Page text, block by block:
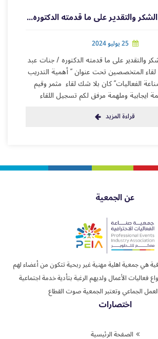
نتقدم بخالص الشكر والتقدير على ما قدمته الدكتوره / جنات عبد الله العباسي
25 يوليو 2024
والتقدير على ما قدمته الدكتوره / جنات عبد
لقاء المتخصصين تحت عنوان ” أهمية التدريب
الفعاليات” كان بلا شك لقاء مثمر وقيم
ايجابية وملهمة مرفق لكم تسجيل اللقاء
قراءة المزيد
عن الجمعية
هي جمعية اهلية مهنية غير ربحية تتكون من أعضاء لهم
فعاليات الأعمال ولديهم الرغبة بتأدية خدمة اجتماعية
الجماعي وتعتبر الجمعية صوت القطاع
اختصارات
الصفحة الرئيسية